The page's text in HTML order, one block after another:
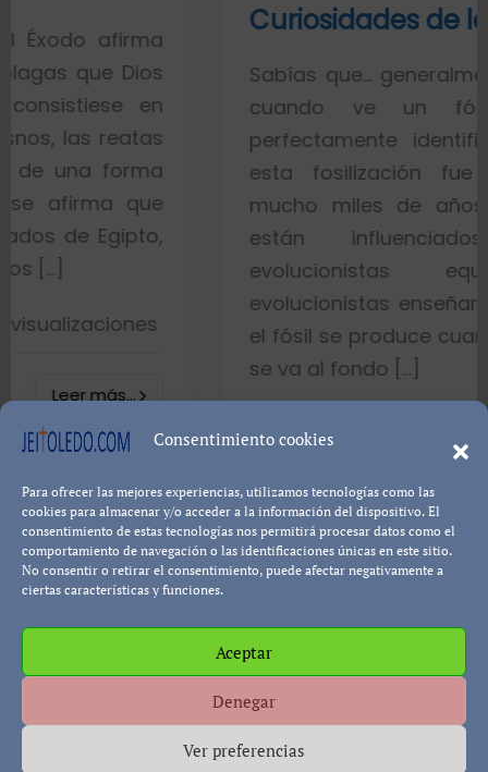
Consentimiento cookies
Para ofrecer las mejores experiencias, utilizamos tecnologías como las
cookies para almacenar y/o acceder a la información del dispositivo. El
consentimiento de estas tecnologías nos permitirá procesar datos como el
comportamiento de navegación o las identificaciones únicas en este sitio.
No consentir o retirar el consentimiento, puede afectar negativamente a
ciertas características y funciones.
Aceptar
Denegar
Ver preferencias
Curiosidades de los fósiles
Sabías que… generalmente toda la
cuando ve un fósil de un
perfectamente identificado piensa
esta fosilización fue un
mucho miles de años. Esto es
están influenciados por
evolucionistas equivocadas.
evolucionistas enseñan con
el fósil se produce cuando el pez
se va al fondo […]
Pablo Blanco Leer
Responsabilidad